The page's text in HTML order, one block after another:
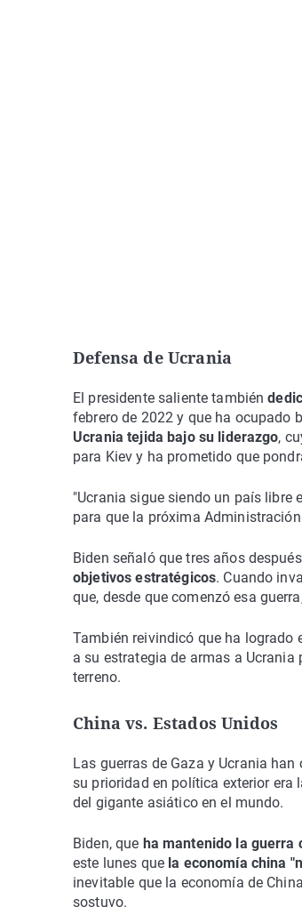
Defensa de Ucrania
El presidente saliente también
febrero de 2022 y que ha ocupado
Ucrania tejida bajo su liderazgo,
para Kiev y ha prometido que
"Ucrania sigue siendo un país libre
para que la próxima
Biden señaló que tres años
objetivos estratégicos. Cuando
que, desde que comenzó esa
También reivindicó que ha logrado
a su estrategia de armas a
terreno.
China vs. Estados Unidos
Las guerras de Gaza y Ucrania
su prioridad en política exterior era
del gigante asiático en el mundo.
Biden, que ha mantenido la
este lunes que la economía china
inevitable que la economía de
sostuvo.